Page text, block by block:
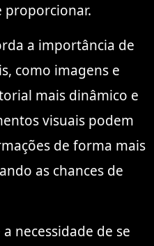
proporcionar.
a importância de
como imagens e
mais dinâmico e
visuais podem
de forma mais
as chances de
necessidade de se